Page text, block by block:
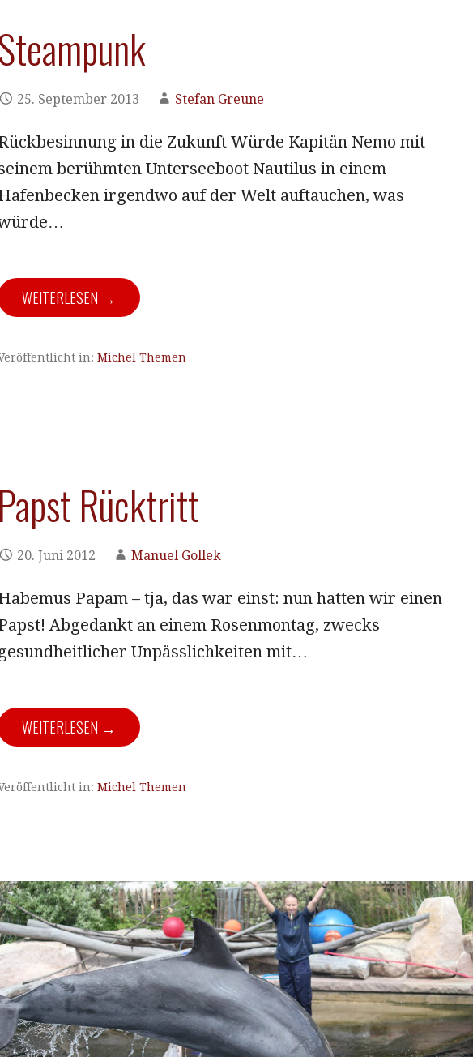
Steampunk
25. September 2013 Stefan Greune
in die Zukunft Würde Kapitän Nemo mit
berühmten Unterseeboot Nautilus in einem
irgendwo auf der Welt auftauchen, was
WEITERLESEN →
in: Michel Themen
Papst Rücktritt
20. Juni 2012 Manuel Gollek
Papam – tja, das war einst: nun hatten wir einen
Abgedankt an einem Rosenmontag, zwecks
gesundheitlicher Unpässlichkeiten mit…
WEITERLESEN →
in: Michel Themen